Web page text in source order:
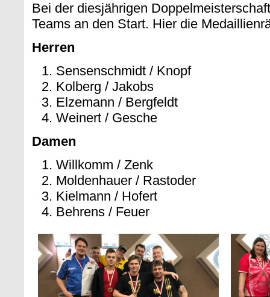
Bei der diesjährigen
Teams an den Start. Hier die
Herren
Sensenschmidt / Knopf
Kolberg / Jakobs
Elzemann / Bergfeldt
Weinert / Gesche
Damen
Willkomm / Zenk
Moldenhauer / Rastoder
Kielmann / Hofert
Behrens / Feuer